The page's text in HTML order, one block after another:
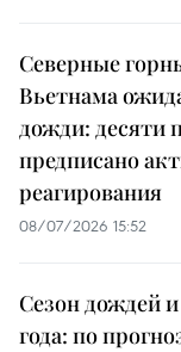
Северные
Вьетнама
дожди: десяти
предписано
реагирования
08/07/2026 15:52
Сезон дождей
года: по